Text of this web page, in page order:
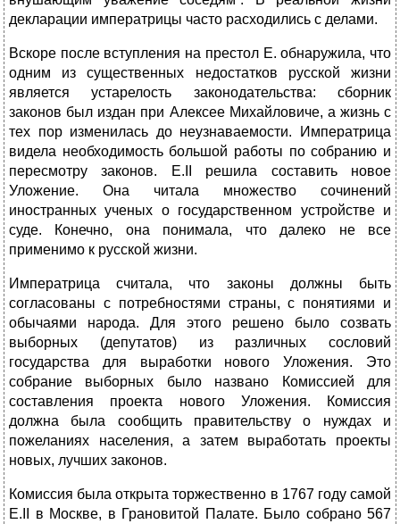
декларации императрицы часто расходились с делами.
Вскоре после вступления на престол Е. обнаружила, что
одним из существенных недостатков русской жизни
является устарелость законодательства: сборник
законов был издан при Алексее Михайловиче, а жизнь с
тех пор изменилась до неузнаваемости. Императрица
видела необходимость большой работы по собранию и
пересмотру законов. Е.II решила составить новое
Уложение. Она читала множество сочинений
иностранных ученых о государственном устройстве и
суде. Конечно, она понимала, что далеко не все
применимо к русской жизни.
Императрица считала, что законы должны быть
согласованы с потребностями страны, с понятиями и
обычаями народа. Для этого решено было созвать
выборных (депутатов) из различных сословий
государства для выработки нового Уложения. Это
собрание выборных было названо Комиссией для
составления проекта нового Уложения. Комиссия
должна была сообщить правительству о нуждах и
пожеланиях населения, а затем выработать проекты
новых, лучших законов.
Комиссия была открыта торжественно в 1767 году самой
Е.II в Москве, в Грановитой Палате. Было собрано 567